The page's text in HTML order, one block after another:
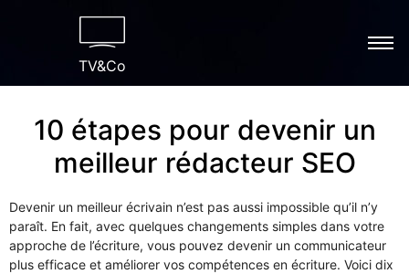
TV&Co
10 étapes pour devenir un
meilleur rédacteur SEO
Devenir un meilleur écrivain n’est pas aussi impossible qu’il n’y
paraît. En fait, avec quelques changements simples dans votre
approche de l’écriture, vous pouvez devenir un communicateur
plus efficace et améliorer vos compétences en écriture. Voici dix